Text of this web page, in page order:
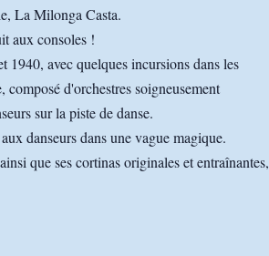
La Milonga Casta.
aux consoles !
1940, avec quelques incursions dans les
d'orchestres soigneusement
sur la piste de danse.
danseurs dans une vague magique.
que ses cortinas originales et entraînantes,